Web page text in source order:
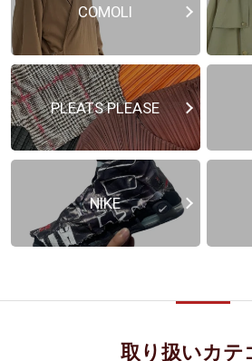
COMOLI
PLEATS PLEASE
NIKE
取り扱いカテ